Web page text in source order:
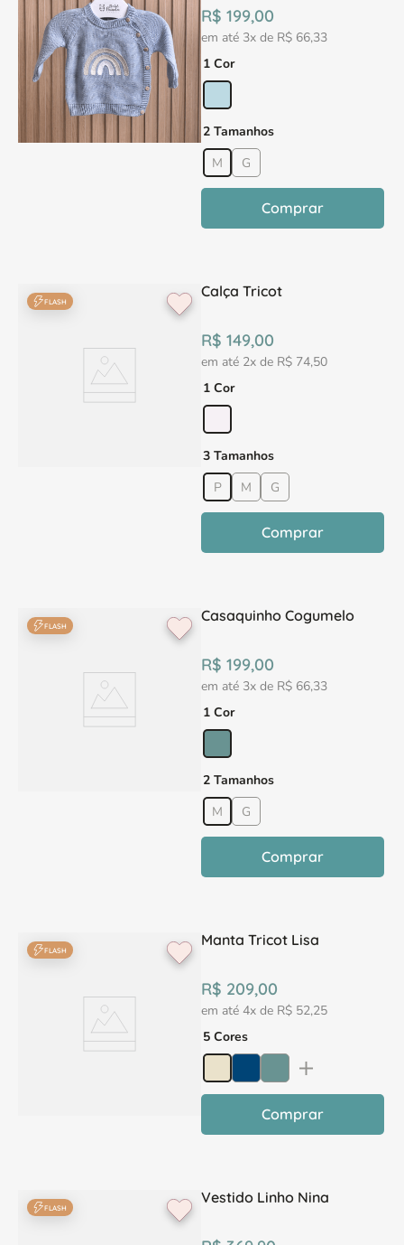
R$ 199,00
em até 3x de R$ 66,33
1 Cor
2 Tamanhos
M
G
Comprar
FLASH
Calça Tricot
R$ 149,00
em até 2x de R$ 74,50
1 Cor
3 Tamanhos
P
M G
Comprar
FLASH
Casaquinho Cogumelo
R$ 199,00
em até 3x de R$ 66,33
1 Cor
2 Tamanhos
M
G
Comprar
FLASH
Manta Tricot Lisa
R$ 209,00
em até 4x de R$ 52,25
5 Cores
Comprar
FLASH
Vestido Linho Nina